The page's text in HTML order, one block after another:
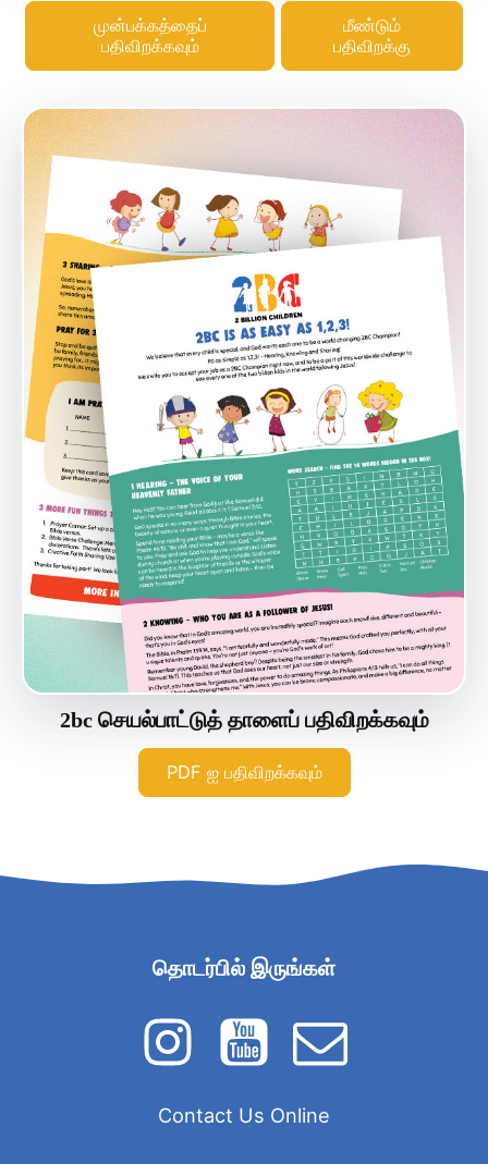
முன்பக்கத்தைப்
பதிவிறக்கவும்
மீண்டும்
பதிவிறக்கு
2bc செயல்பாட்டுத் தாளைப் பதிவிறக்கவும்
PDF ஐ பதிவிறக்கவும்
தொடர்பில் இருங்கள்
Contact Us Online